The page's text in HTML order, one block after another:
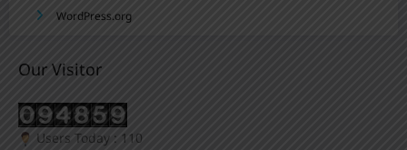
WordPress.org
Our Visitor
Users Today : 110